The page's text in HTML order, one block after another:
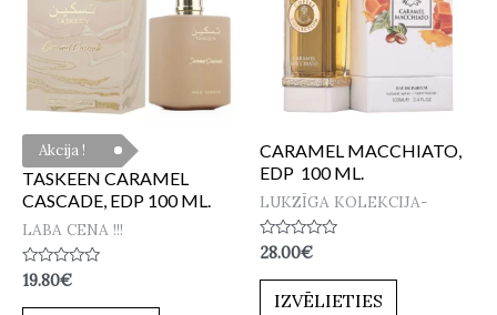
Akcija !
TASKEEN CARAMEL
CASCADE, EDP 100 ML.
LABA CENA !!!
Novērtēts
ar
0
19.80€
CARAMEL MACCHIATO,
EDP 100 ML.
LUKZĪGA KOLEKCIJA-
Novērtēts
ar
0
28.00€
IZVĒLIETIES